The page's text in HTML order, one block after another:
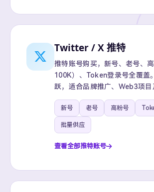
Twitter / X 推特
推特账号购买，新号、老号、
100K）、Token登录号全覆盖
跃，适合品牌推广、Web3项目
新号 老号 高粉号
批量供应
查看全部推特账号